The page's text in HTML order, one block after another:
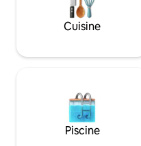
Cuisine
Piscine